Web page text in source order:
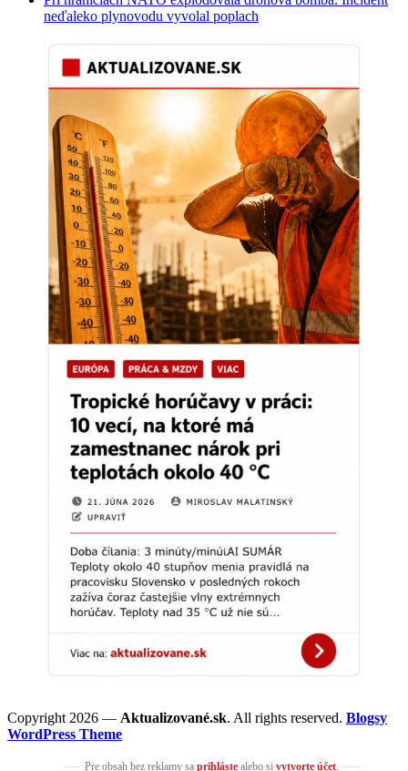
neďaleko plynovodu vyvolal poplach
Copyright 2026 — Aktualizované.sk. All rights reserved. Blogsy
WordPress Theme
Pre obsah bez reklamy sa prihlástealebo si vytvorte účet.